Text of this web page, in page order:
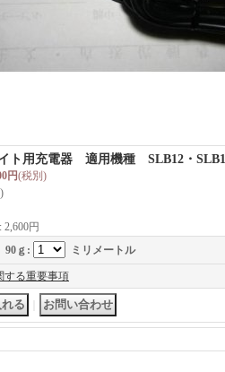
ト用充電器 適用機種 SLB12・
円(税別)
)
: 2,600円
90ｇ : ミリメートル
する重要事項